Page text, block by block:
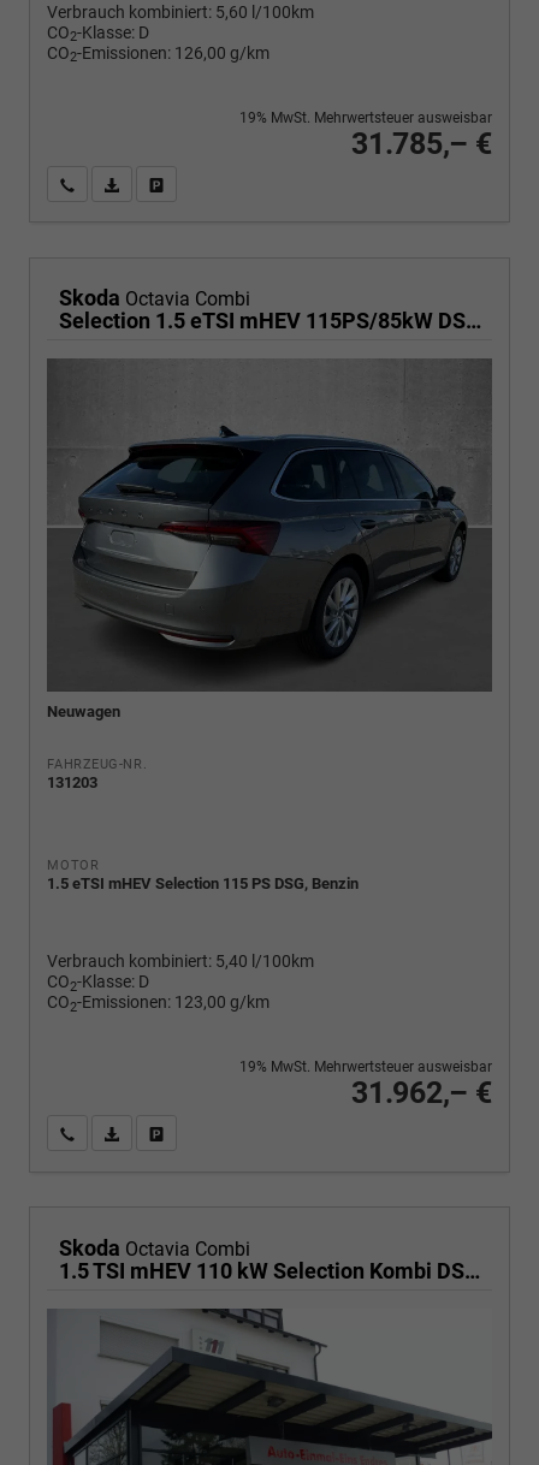
Verbrauch kombiniert: 5,60 l/100km
CO2-Klasse: D
CO2-Emissionen: 126,00 g/km
31.785,– €
19% MwSt. Mehrwertsteuer ausweisbar
Wir rufen Sie anPDF-Fahrzeugexposé drucken
Skoda Octavia Combi
Selection 1.5 eTSI mHEV 115PS/85kW DSG7 2026
Neuwagen
FAHRZEUG-NR.
131203
MOTOR
1.5 eTSI mHEV Selection 115 PS DSG, Benzin
Verbrauch kombiniert: 5,40 l/100km
CO2-Klasse: D
CO2-Emissionen: 123,00 g/km
31.962,– €
19% MwSt. Mehrwertsteuer ausweisbar
Wir rufen Sie anPDF-Fahrzeugexposé drucken
Skoda Octavia Combi
1.5 TSI mHEV 110 kW Selection Kombi DSG AHK ACC Kamera Sunset